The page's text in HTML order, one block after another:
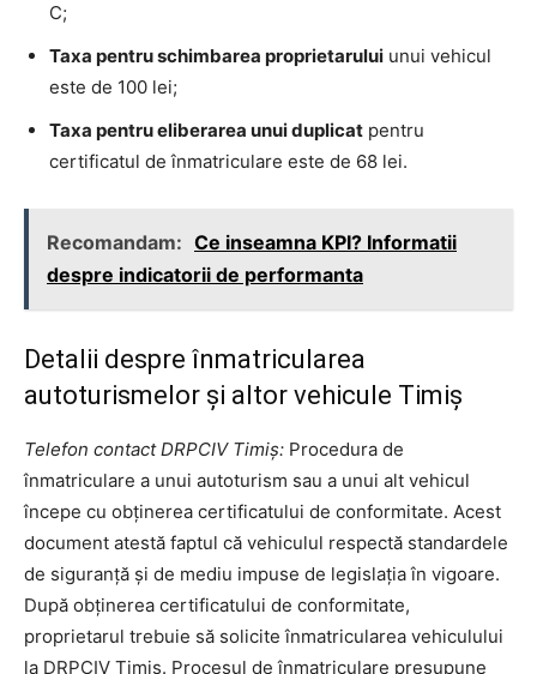
C;
Taxa pentru schimbarea proprietarului unui vehicul
este de 100 lei;
Taxa pentru eliberarea unui duplicat pentru
certificatul de înmatriculare este de 68 lei.
Recomandam: Ce inseamna KPI? Informatii
despre indicatorii de performanta
Detalii despre înmatricularea
autoturismelor și altor vehicule Timiș
Telefon contact DRPCIV Timiș: Procedura de
înmatriculare a unui autoturism sau a unui alt vehicul
începe cu obținerea certificatului de conformitate. Acest
document atestă faptul că vehiculul respectă standardele
de siguranță și de mediu impuse de legislația în vigoare.
După obținerea certificatului de conformitate,
proprietarul trebuie să solicite înmatricularea vehiculului
la DRPCIV Timiș. Procesul de înmatriculare presupune